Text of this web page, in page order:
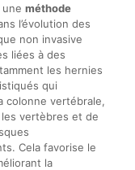
méthode
l’évolution des
non invasive
liées à des
les hernies
qui
colonne vertébrale,
les vertèbres et de
Cela favorise le
la